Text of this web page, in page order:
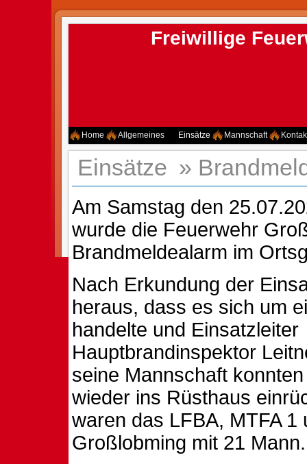
Freiwillige
Home Allgemeines Einsätze Mannschaft
Einsätze »
Am Samstag den
wurde die Feuerwehr
Brandmeldealarm im
Nach Erkundung der
heraus, dass es sich um
handelte und Einsatzleiter
Hauptbrandinspektor
seine Mannschaft
wieder ins Rüsthaus
waren das LFBA, MTFA 1
Großlobming mit 21 Mann.